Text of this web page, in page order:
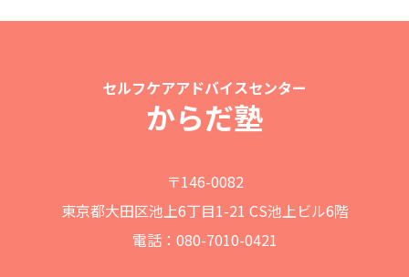
セルフケアアドバイスセンター
からだ塾
〒146-0082
東京都大田区池上6丁目1-21 CS池上ビル6階
電話：080-7010-0421